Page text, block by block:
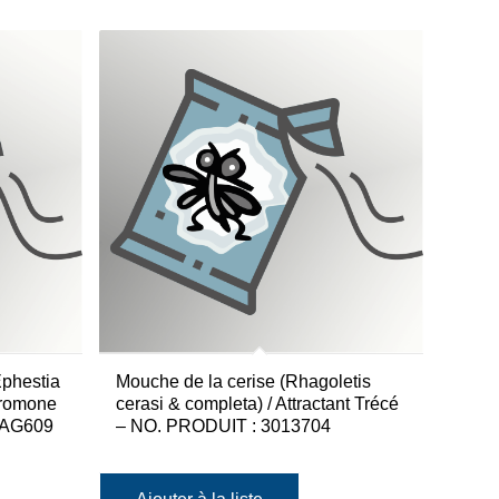
Mouche de la cerise (Rhagoletis
cerasi & completa) / Attractant Trécé
– NO. PRODUIT : 3013704